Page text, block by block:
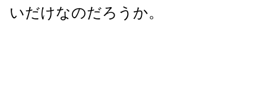
いだけなのだろうか。